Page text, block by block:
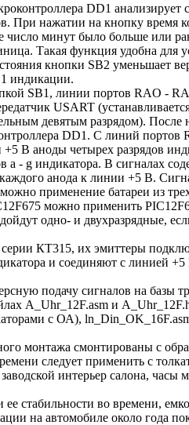
DD1
нажатии на кнопку время
число минут было больше или
Такая функция удобна
кнопки SB2 уменьшает
индикации.
SB1, линии портов RAO -
USART
девятым разрядом).
DD1. С линий
В аноды четырех разрядов
- g индикатора. В сигналах
анода к линии +5 В.
применение батареи из
можно применить
одно- и двухразрядные,
КТ315, их эмиттеры
и соединяют с линией +5
подачу сигналов на базы
A_Uhr_12F.asm и
с ОА),
монтажа смонтированы с
следует применить с
интерьер салона,
ее стабильности во времени,
на автомобиле около года